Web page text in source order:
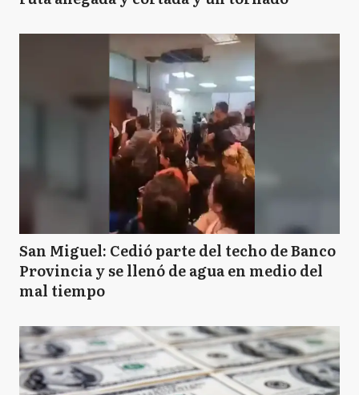
San Miguel: Cedió parte del techo de Banco
Provincia y se llenó de agua en medio del
mal tiempo